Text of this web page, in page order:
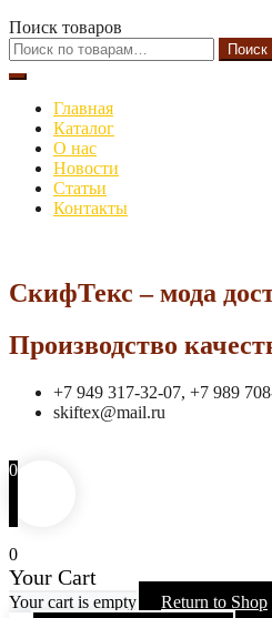
Поиск товаров
Искать:
Поиск
Главная
Каталог
О нас
Новости
Статьи
Контакты
СкифТекс – мода
Производство
+7 949 317-32-07, +7 989
skiftex@mail.ru
0
0
Your Cart
Your cart is empty Return to Shop